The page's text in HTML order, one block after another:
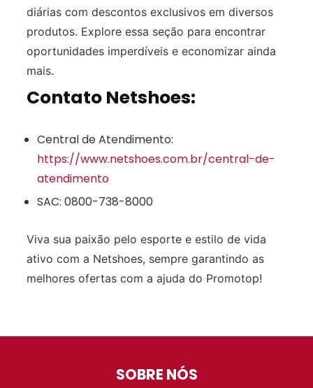
diárias com descontos exclusivos em diversos
produtos. Explore essa seção para encontrar
oportunidades imperdíveis e economizar ainda
mais.
Contato Netshoes:
Central de Atendimento:
https://www.netshoes.com.br/central-de-
atendimento
SAC: 0800-738-8000
Viva sua paixão pelo esporte e estilo de vida
ativo com a Netshoes, sempre garantindo as
melhores ofertas com a ajuda do Promotop!
SOBRE NÓS